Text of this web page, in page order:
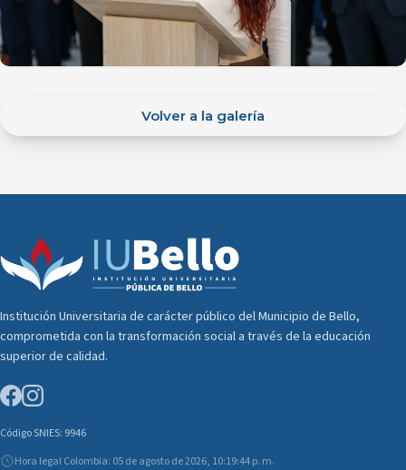
Volver a la galería
Institución Universitaria de carácter público del Municipio de Bello,
comprometida con la transformación social a través de la educación
superior de calidad.
Código SNIES: 9946
Hora legal Colombia: 05 de agosto de 2026, 10:19:44 p. m.